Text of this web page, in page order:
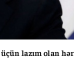
lazım olan hər